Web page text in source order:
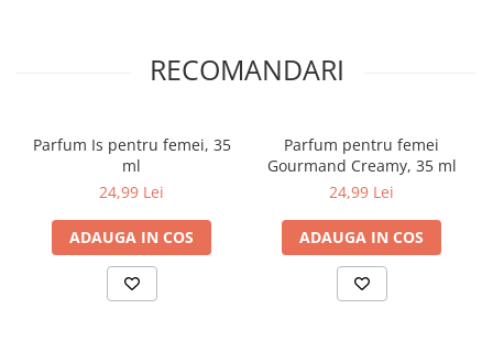
RECOMANDARI
Parfum Is pentru femei, 35
ml
24,99 Lei
ADAUGA IN COS
Parfum pentru femei
Gourmand Creamy, 35 ml
24,99 Lei
ADAUGA IN COS